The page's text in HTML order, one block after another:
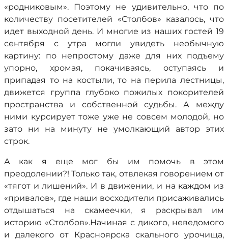
«родниковым». Поэтому не удивительно, что по
количеству посетителей «Столбов» казалось, что
идет выходной день. И многие из наших гостей 19
сентября с утра могли увидеть необычную
картину: по непростому даже для них подъему
упорно, хромая, покачиваясь, оступаясь и
припадая то на костыли, то на перила лестницы,
движется группа глубоко пожилых покорителей
пространства и собственной судьбы. А между
ними курсирует тоже уже не совсем молодой, но
зато ни на минуту не умолкающий автор этих
строк.
А как я еще мог бы им помочь в этом
преодолении?! Только так, отвлекая говорением от
«тягот и лишений». И в движении, и на каждом из
«привалов», где наши восходители присаживались
отдышаться на скамеечки, я раскрывал им
историю «Столбов».Начиная с дикого, неведомого
и далекого от Красноярска скального урочища,